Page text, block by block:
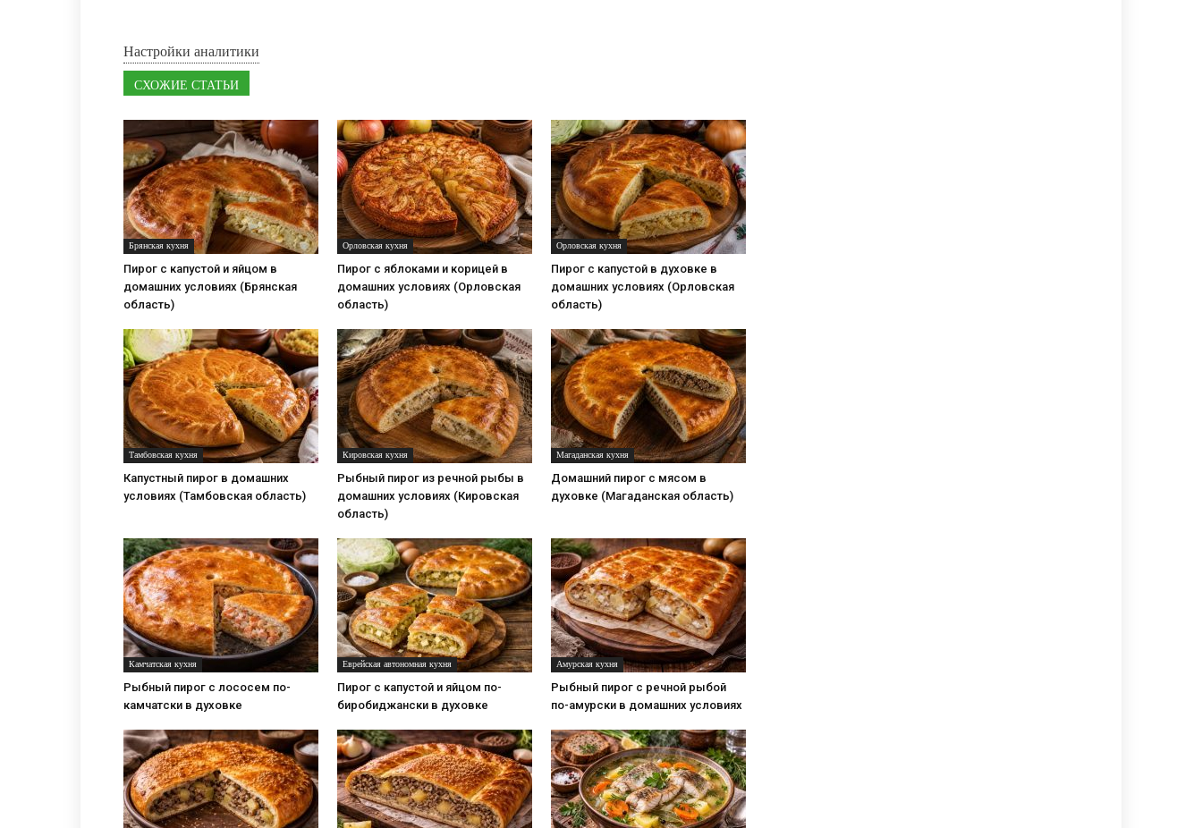
Настройки аналитики
СХОЖИЕ СТАТЬИ
Брянская кухня
Пирог с капустой и яйцом в
домашних условиях (Брянская
область)
Орловская кухня
Пирог с яблоками и корицей в
домашних условиях (Орловская
область)
Орловская кухня
Пирог с капустой в духовке в
домашних условиях (Орловская
область)
Тамбовская кухня
Капустный пирог в домашних
условиях (Тамбовская область)
Кировская кухня
Рыбный пирог из речной рыбы в
домашних условиях (Кировская
область)
Магаданская кухня
Домашний пирог с мясом в
духовке (Магаданская область)
Камчатская кухня
Рыбный пирог с лососем по-
камчатски в духовке
Еврейская автономная кухня
Пирог с капустой и яйцом по-
биробиджански в духовке
Амурская кухня
Рыбный пирог с речной рыбой
по-амурски в домашних условиях